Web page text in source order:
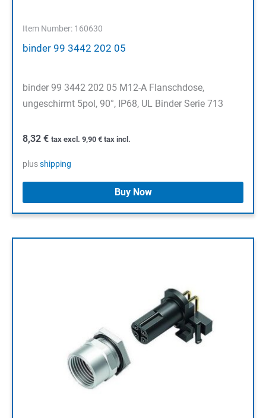
Item Number: 160630
binder 99 3442 202 05
binder 99 3442 202 05 M12-A Flanschdose,
ungeschirmt 5pol, 90°, IP68, UL Binder Serie 713
8,32 € tax excl. 9,90 € tax incl.
plusshipping
Buy Now